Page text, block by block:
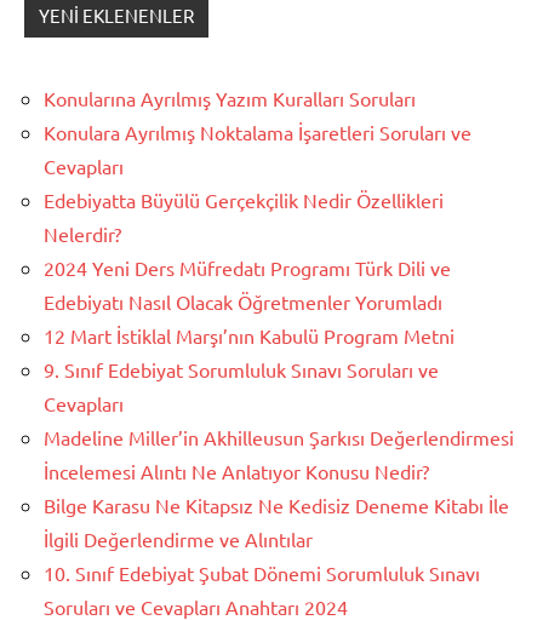
YENI EKLENENLER
Konularına Ayrılmış Yazım Kuralları Soruları
Konulara Ayrılmış Noktalama İşaretleri Soruları ve
Cevapları
Edebiyatta Büyülü Gerçekçilik Nedir Özellikleri
Nelerdir?
2024 Yeni Ders Müfredatı Programı Türk Dili ve
Edebiyatı Nasıl Olacak Öğretmenler Yorumladı
12 Mart İstiklal Marşı’nın Kabulü Program Metni
9. Sınıf Edebiyat Sorumluluk Sınavı Soruları ve
Cevapları
Madeline Miller’in Akhilleusun Şarkısı Değerlendirmesi
İncelemesi Alıntı Ne Anlatıyor Konusu Nedir?
Bilge Karasu Ne Kitapsız Ne Kedisiz Deneme Kitabı İle
İlgili Değerlendirme ve Alıntılar
10. Sınıf Edebiyat Şubat Dönemi Sorumluluk Sınavı
Soruları ve Cevapları Anahtarı 2024